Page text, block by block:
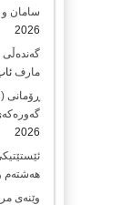
سامان و
2026
مارف ئاب 8,
ڕۆمانی
2026
هەشتەم
وێنەی